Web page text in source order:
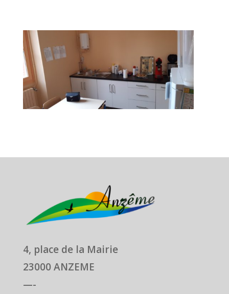
4, place de la Mairie
23000 ANZEME
—-